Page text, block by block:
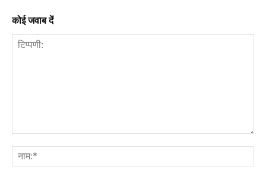
कोई जवाब दें